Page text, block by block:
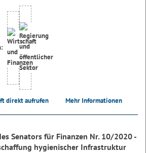
direkt aufrufen Mehr Informationen
Senators für Finanzen Nr. 10/2020 -
hygienischer Infrastruktur